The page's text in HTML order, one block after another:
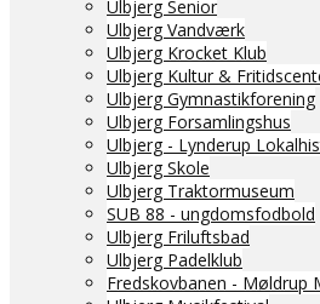
Ulbjerg Senior
Ulbjerg Vandværk
Ulbjerg Krocket Klub
Ulbjerg Kultur &
Ulbjerg Gymnastikforening
Ulbjerg Forsamlingshus
Ulbjerg - Lynderup
Ulbjerg Skole
Ulbjerg Traktormuseum
SUB 88 - ungdomsfodbold
Ulbjerg Friluftsbad
Ulbjerg Padelklub
Fredskovbanen - Møldrup